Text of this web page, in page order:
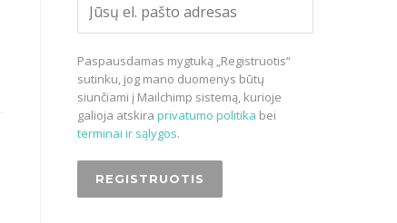
Paspausdamas mygtuką „Registruotis“
sutinku, jog mano duomenys būtų
siunčiami į Mailchimp sistemą, kurioje
galioja atskira privatumo politika bei
terminai ir sąlygos.